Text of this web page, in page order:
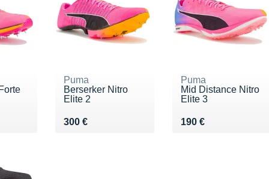
Puma
Berserker Nitro
Elite 2
300 €
Vendu 300 €
Puma
Mid Distance Nitro
Elite 3
190 €
Vendu 190 €